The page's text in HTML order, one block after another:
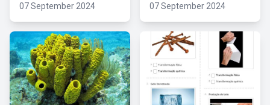
07 September 2024 07 September 2024